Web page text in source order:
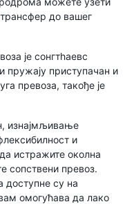
до вашег
је сонгтһаевс
пружају приступачан и
превоза, такође је
изнајмљивање
и
истражите околна
сопствени превоз.
доступне су на
омогућава да лако